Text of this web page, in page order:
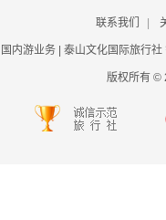
联系我们
国内游业务 | 泰山文化国际旅行社
版权所有 ©